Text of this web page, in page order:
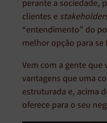
perante a sociedade,
clientes e
“entendimento” do
melhor opção para se
Vem com a gente que
vantagens que uma
estruturada e, acima
oferece para o seu